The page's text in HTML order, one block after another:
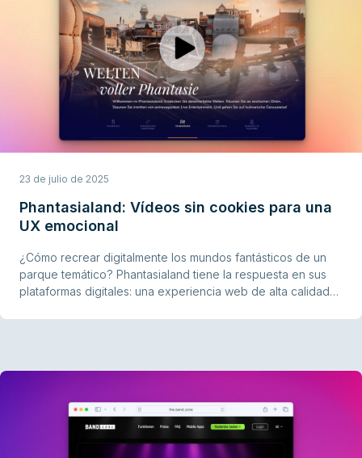
23 de julio de 2025
Phantasialand: Vídeos sin cookies para una
UX emocional
¿Cómo recrear digitalmente los mundos fantásticos de un
parque temático? Phantasialand tiene la respuesta en sus
plataformas digitales: una experiencia web de alta calidad